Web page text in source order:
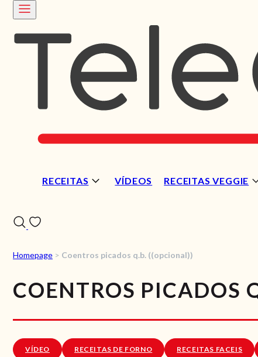
RECEITAS VÍDEOS RECEITAS VEGGIE
Homepage > Coentros picados q.b. ((opcional))
COENTROS PICADOS
VÍDEO RECEITAS DE FORNO RECEITAS FACEIS